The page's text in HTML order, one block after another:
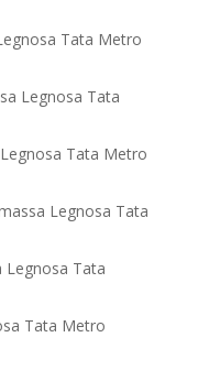
Tata Metro
Legnosa Tata
Tata Metro
Legnosa Tata
Legnosa Tata
Tata Metro